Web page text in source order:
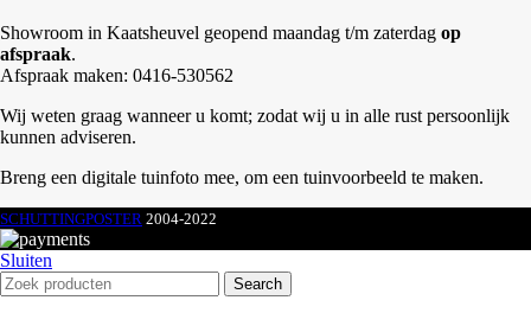
Showroom in Kaatsheuvel geopend maandag t/m zaterdag op
afspraak.
Afspraak maken: 0416-530562
Wij weten graag wanneer u komt; zodat wij u in alle rust persoonlijk
kunnen adviseren.
Breng een digitale tuinfoto mee, om een tuinvoorbeeld te maken.
SCHUTTINGPOSTER 2004-2022
Sluiten
Search